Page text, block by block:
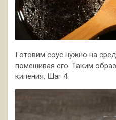
Готовим соус нужно на
помешивая его. Таким
кипения. Шаг 4